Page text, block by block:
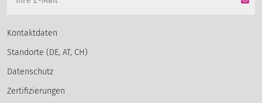
Kontaktdaten
Standorte (DE, AT, CH)
Datenschutz
Zertifizierungen